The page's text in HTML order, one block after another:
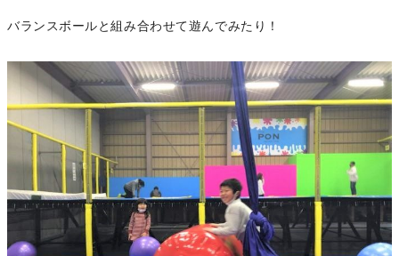
バランスボールと組み合わせて遊んでみたり！